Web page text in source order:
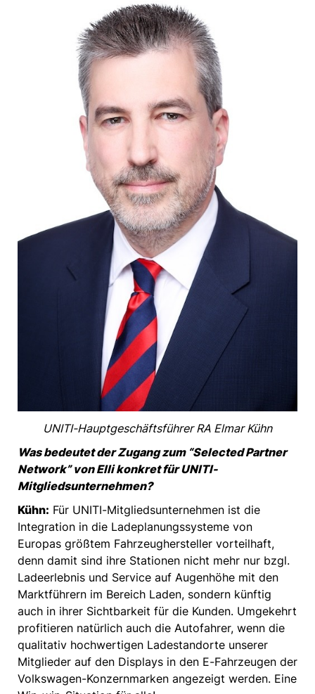
UNITI-Hauptgeschäftsführer RA Elmar Kühn
Was bedeutet der Zugang zum “Selected Partner
Network” von Elli konkret für UNITI-
Mitgliedsunternehmen?
Kühn: Für UNITI-Mitgliedsunternehmen ist die
Integration in die Ladeplanungssysteme von
Europas größtem Fahrzeughersteller vorteilhaft,
denn damit sind ihre Stationen nicht mehr nur bzgl.
Ladeerlebnis und Service auf Augenhöhe mit den
Marktführern im Bereich Laden, sondern künftig
auch in ihrer Sichtbarkeit für die Kunden. Umgekehrt
profitieren natürlich auch die Autofahrer, wenn die
qualitativ hochwertigen Ladestandorte unserer
Mitglieder auf den Displays in den E-Fahrzeugen der
Volkswagen-Konzernmarken angezeigt werden. Eine